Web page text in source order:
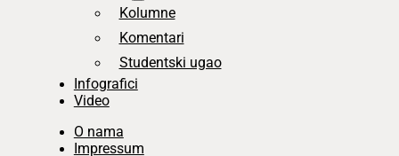
Kolumne
Komentari
Studentski ugao
Infografici
Video
O nama
Impressum